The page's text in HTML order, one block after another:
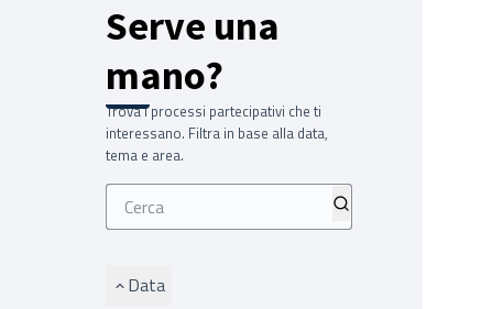
Serve una
mano?
Trova i processi partecipativi che ti
interessano. Filtra in base alla data,
tema e area.
Data